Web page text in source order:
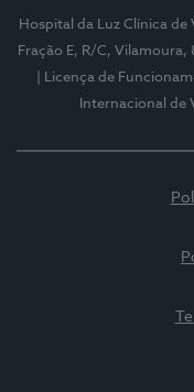
Hospital da Luz Clínica de
Fração E, R/C,
| Licença de
Internacional de